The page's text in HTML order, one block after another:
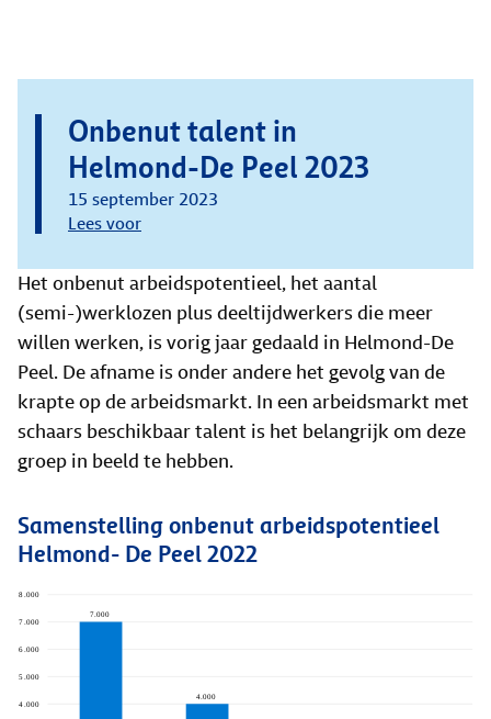
Onbenut talent in
Helmond-De Peel 2023
15 september 2023
Lees voor
Het onbenut arbeidspotentieel, het aantal
(semi-)werklozen plus deeltijdwerkers die meer
willen werken, is vorig jaar gedaald in Helmond-De
Peel. De afname is onder andere het gevolg van de
krapte op de arbeidsmarkt. In een arbeidsmarkt met
schaars beschikbaar talent is het belangrijk om deze
groep in beeld te hebben.
Samenstelling onbenut arbeidspotentieel
Helmond- De Peel 2022